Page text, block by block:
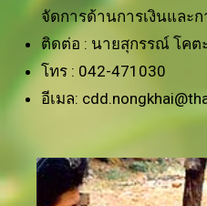
จัดการด้านการเงินและ
ติดต่อ : นายสุกรรณ์ โคต
โทร : 042-471030
อีเมล: